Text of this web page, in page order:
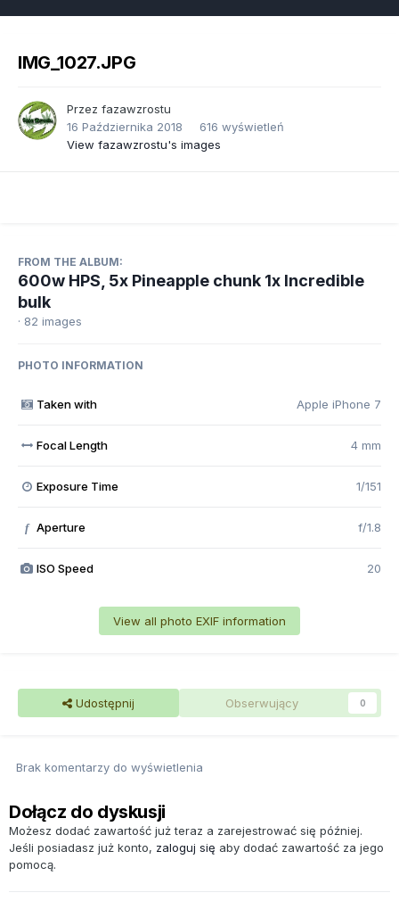
IMG_1027.JPG
Przez fazawzrostu
16 Października 2018
616 wyświetleń
View fazawzrostu's images
FROM THE ALBUM:
600w HPS, 5x Pineapple chunk 1x Incredible
bulk
· 82 images
PHOTO INFORMATION
Taken with Apple iPhone 7
Focal Length 4 mm
Exposure Time 1/151
f Aperture f/1.8
ISO Speed 20
View all photo EXIF information
Udostępnij Obserwujący 0
Brak komentarzy do wyświetlenia
Dołącz do dyskusji
Możesz dodać zawartość już teraz a zarejestrować się później.
Jeśli posiadasz już konto, zaloguj się aby dodać zawartość za jego
pomocą.